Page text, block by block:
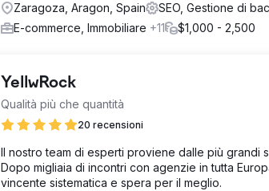
Zaragoza, Aragon, Spain
SEO, Gestione di
E-commerce, Immobiliare +11 $1,000 - 2,500
YellwRock
Qualità più che quantità
20 recensioni
Il nostro team di esperti proviene dalle più grandi
Dopo migliaia di incontri con agenzie in tutta
vincente sistematica e spera per il meglio.